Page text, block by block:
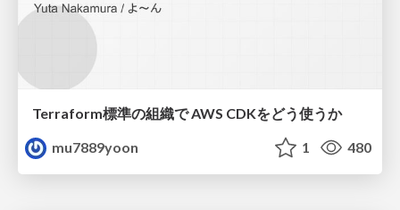
Terraform標準の組織で AWS CDKをどう使うか
mu7889yoon
1 480